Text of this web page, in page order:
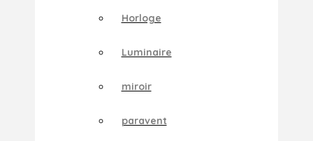
Horloge
Luminaire
miroir
paravent